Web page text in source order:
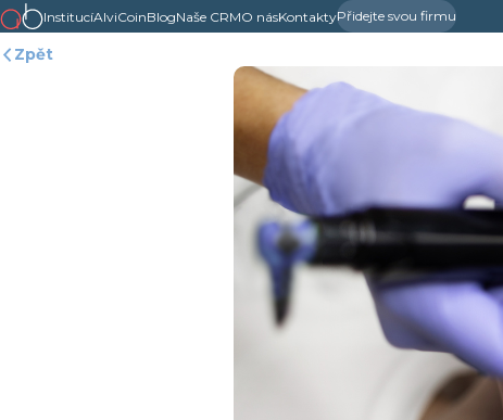
InstitucíAlviCoinBlogNaše CRMO násKontaktyPřidejte svou firmu
Zpět